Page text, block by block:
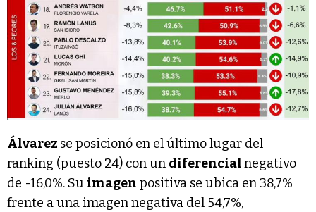
Álvarez se posicionó en el último lugar del
ranking (puesto 24) con un diferencialnegativo
de -16,0%. Su imagen positiva se ubica en 38,7%
frente a una imagen negativa del 54,7%,